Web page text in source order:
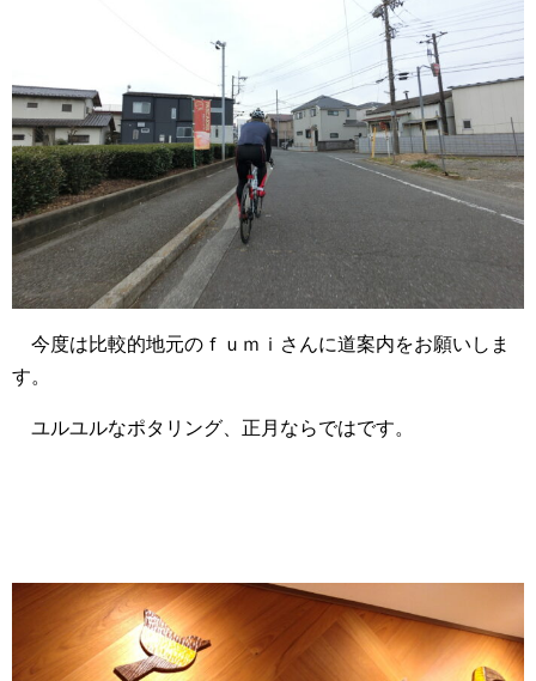
今度は比較的地元のｆｕｍｉさんに道案内をお願いしま
す。
ユルユルなポタリング、正月ならではです。